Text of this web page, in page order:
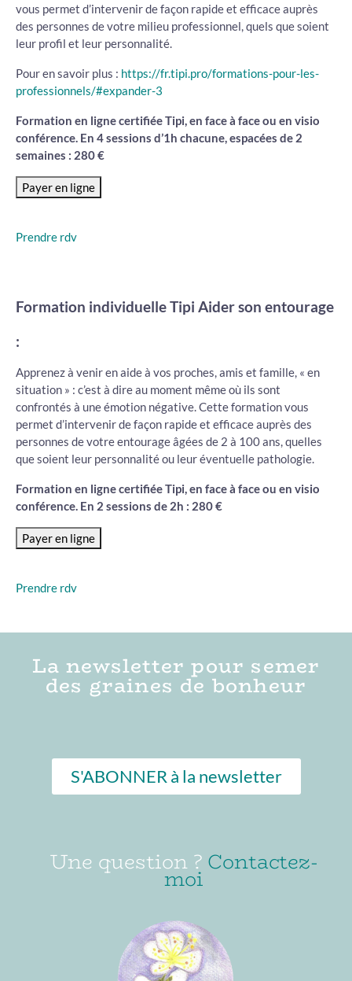
vous permet d’intervenir de façon rapide et efficace auprès
des personnes de votre milieu professionnel, quels que soient
leur profil et leur personnalité.
Pour en savoir plus : https://fr.tipi.pro/formations-pour-les-
professionnels/#expander-3
Formation en ligne certifiée Tipi, en face à face ou en visio
conférence. En 4 sessions d’1h chacune, espacées de 2
semaines : 280 €
Prendre rdv
Formation individuelle Tipi Aider son entourage
:
Apprenez à venir en aide à vos proches, amis et famille, « en
situation » : c’est à dire au moment même où ils sont
confrontés à une émotion négative. Cette formation vous
permet d’intervenir de façon rapide et efficace auprès des
personnes de votre entourage âgées de 2 à 100 ans, quelles
que soient leur personnalité ou leur éventuelle pathologie.
Formation en ligne certifiée Tipi, en face à face ou en visio
conférence. En 2 sessions de 2h : 280 €
Prendre rdv
La newsletter pour semer
des graines de bonheur
S'ABONNER à la newsletter
Une question ? Contactez-
moi